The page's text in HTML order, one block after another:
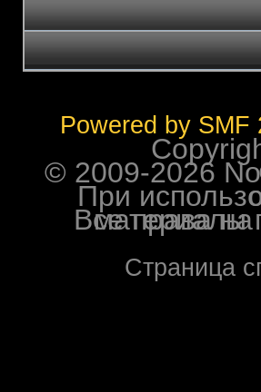
Powered by SMF
Все права на
Страница